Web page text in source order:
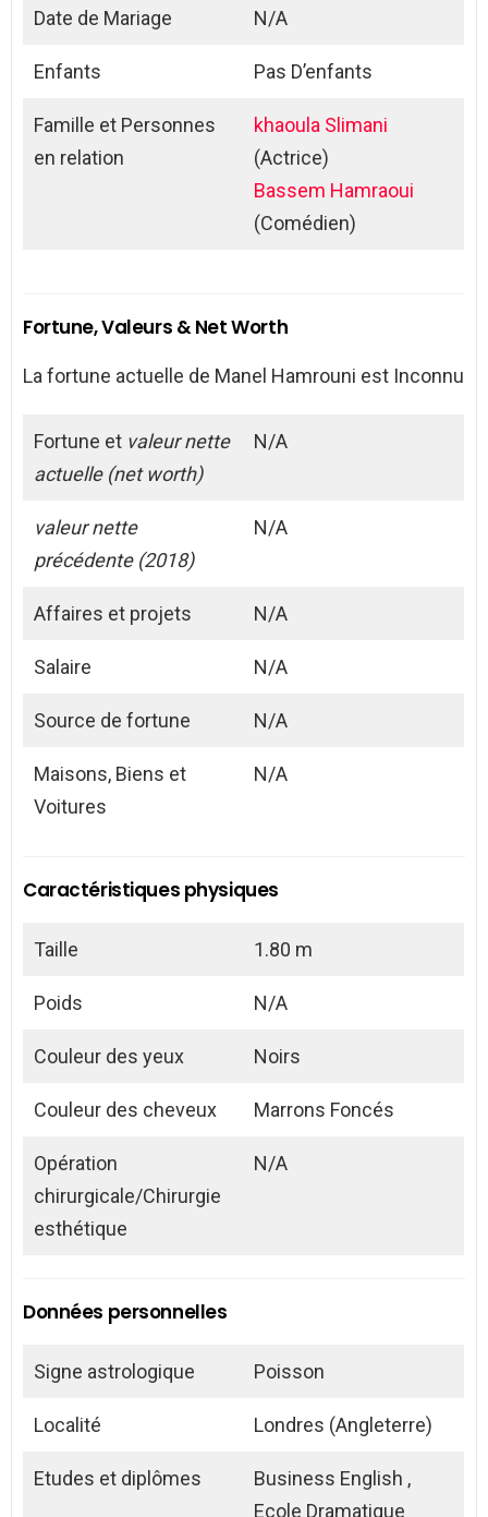
Date de Mariage N/A
Enfants Pas D’enfants
Famille et Personnes
en relation
khaoula Slimani
(Actrice)
Bassem Hamraoui
(Comédien)
Fortune, Valeurs & Net Worth
La fortune actuelle de Manel Hamrouni est Inconnu
Fortune et valeur nette
actuelle (net worth)
N/A
valeur nette
précédente (2018)
N/A
Affaires et projets N/A
Salaire N/A
Source de fortune N/A
Maisons, Biens et
Voitures
N/A
Caractéristiques physiques
Taille 1.80 m
Poids N/A
Couleur des yeux Noirs
Couleur des cheveux Marrons Foncés
Opération
chirurgicale/Chirurgie
esthétique
N/A
Données personnelles
Signe astrologique Poisson
Localité Londres (Angleterre)
Etudes et diplômes
Business English ,
Ecole Dramatique